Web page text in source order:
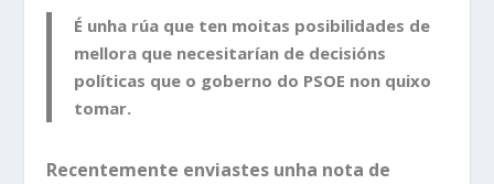
É unha rúa que ten moitas posibilidades de
mellora que necesitarían de decisións
políticas que o goberno do PSOE non quixo
tomar.
Recentemente enviastes unha nota de